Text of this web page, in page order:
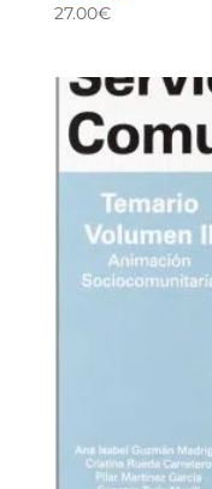
Valorado
con
27.00€